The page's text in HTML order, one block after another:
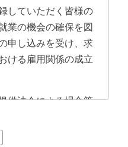
していただく皆様の
業の機会の確保を図
申し込みを受け、求
ける雇用関係の成立
供法令による場合等
。